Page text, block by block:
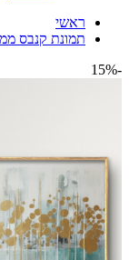
ראשי
תמונת קנבס
-15%